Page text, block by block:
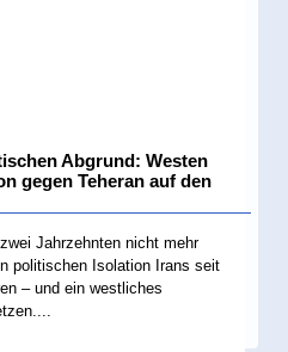
Abgrund: Westen
gegen Teheran auf den
Jahrzehnten nicht mehr
politischen Isolation Irans seit
– und ein westliches